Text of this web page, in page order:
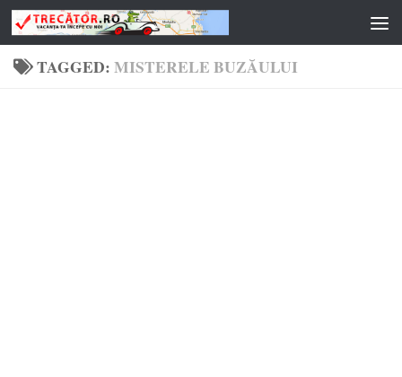
Skip to content
TAGGED:MISTERELE BUZĂULUI